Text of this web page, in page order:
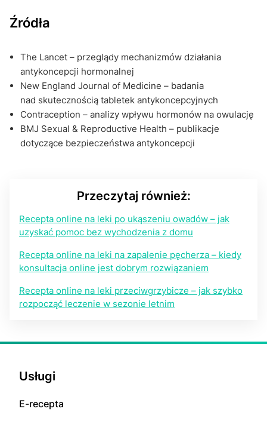
Źródła
The Lancet – przeglądy mechanizmów działania
antykoncepcji hormonalnej
New England Journal of Medicine – badania
nad skutecznością tabletek antykoncepcyjnych
Contraception – analizy wpływu hormonów na owulację
BMJ Sexual & Reproductive Health – publikacje
dotyczące bezpieczeństwa antykoncepcji
Przeczytaj również:
Recepta online na leki po ukąszeniu owadów – jak
uzyskać pomoc bez wychodzenia z domu
Recepta online na leki na zapalenie pęcherza – kiedy
konsultacja online jest dobrym rozwiązaniem
Recepta online na leki przeciwgrzybicze – jak szybko
rozpocząć leczenie w sezonie letnim
Usługi
E-rесерta